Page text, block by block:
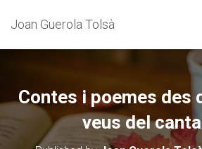
Joan Guerola Tolsà
Contes i poemes des
veus del